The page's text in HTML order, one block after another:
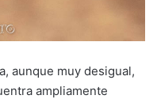
aunque muy desigual,
ampliamente